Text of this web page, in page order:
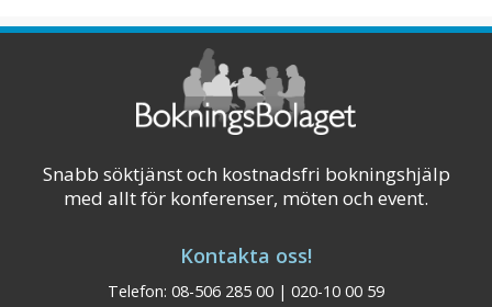
våra kaffestunder, konferensluncher,
middagar och hotellets lokaliteter. ...
Visa på karta
Snabb söktjänst och kostnadsfri bokningshjälp
med allt för konferenser, möten och event.
Kontakta oss!
Telefon: 08-506 285 00 | 020-10 00 59